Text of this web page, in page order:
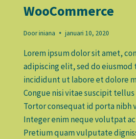
WooCommerce
Dooriniana januari 10, 2020
Lorem ipsum dolor sit amet,
adipiscing elit, sed do eiusmod
incididunt ut labore et dolore
Congue nisi vitae suscipit tellus
Tortor consequat id porta nibh
Integer enim neque volutpat
Pretium quam vulputate